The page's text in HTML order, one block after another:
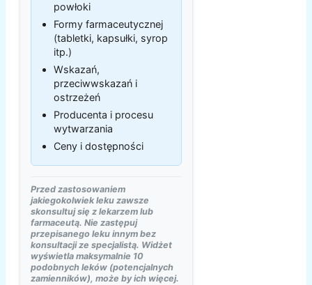
powłoki
Formy farmaceutycznej
(tabletki, kapsułki, syrop
itp.)
Wskazań,
przeciwwskazań i
ostrzeżeń
Producenta i procesu
wytwarzania
Ceny i dostępności
Przed zastosowaniem
jakiegokolwiek leku zawsze
skonsultuj się z lekarzem lub
farmaceutą. Nie zastępuj
przepisanego leku innym bez
konsultacji ze specjalistą. Widżet
wyświetla maksymalnie 10
podobnych leków (potencjalnych
zamienników), może by ich więcej.